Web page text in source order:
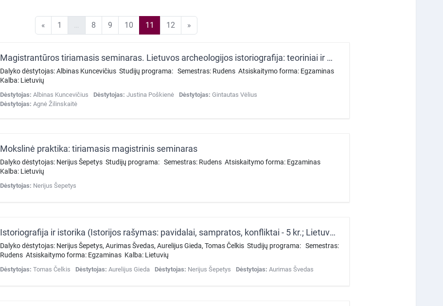
« Ankstesnis puslapis
1 1 puslapis
… 8 8 puslapis
9 9 puslapis
10 10 puslapis
11 11 puslapis
12 12 puslapis
»
Magistrantūros tiriamasis seminaras. Lietuvos archeologijos istoriografija: teoriniai ir metodologiniai tyrimų modeliai
Dalyko dėstytojas: Albinas Kuncevičius Studijų programa: Semestras: Rudens Atsiskaitymo forma: Egzaminas
Kalba: Lietuvių
Dėstytojas: Albinas Kuncevičius Dėstytojas: Justina Poškienė Dėstytojas: Gintautas Vėlius
Dėstytojas: Agnė Žilinskaitė
Mokslinė praktika: tiriamasis magistrinis seminaras
Dalyko dėstytojas: Nerijus Šepetys Studijų programa: Semestras: Rudens Atsiskaitymo forma: Egzaminas
Kalba: Lietuvių
Dėstytojas: Nerijus Šepetys
Istoriografija ir istorika (Istorijos rašymas: pavidalai, sampratos, konfliktai - 5 kr.; Lietuvos istorijos istoriografija - 5 kr.; Istorijos filosofija ir istorika - 5 kr.)
Dalyko dėstytojas: Nerijus Šepetys, Aurimas Švedas, Aurelijus Gieda, Tomas Čelkis Studijų programa: Semestras:
Rudens Atsiskaitymo forma: Egzaminas Kalba: Lietuvių
Dėstytojas: Tomas Čelkis Dėstytojas: Aurelijus Gieda Dėstytojas: Nerijus Šepetys Dėstytojas: Aurimas Švedas